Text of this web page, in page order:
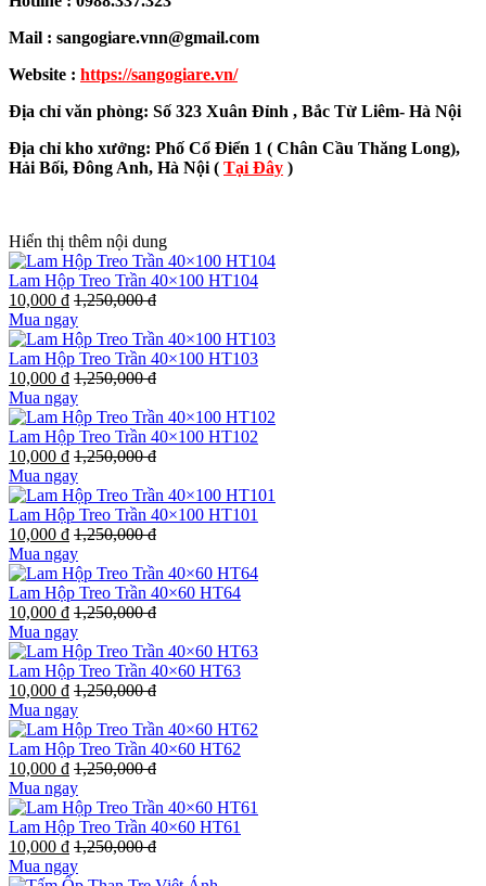
Mail : sangogiare.vnn@gmail.com
Website : https://sangogiare.vn/
Địa chỉ văn phòng: Số 323 Xuân Đỉnh , Bắc Từ Liêm- Hà Nội
Địa chỉ kho xưởng: Phố Cổ Điển 1 ( Chân Cầu Thăng Long),
Hải Bối, Đông Anh, Hà Nội ( Tại Đây )
Hiển thị thêm nội dung
Lam Hộp Treo Trần 40×100 HT104
10,000 đ 1,250,000 đ
Mua ngay
Lam Hộp Treo Trần 40×100 HT103
10,000 đ 1,250,000 đ
Mua ngay
Lam Hộp Treo Trần 40×100 HT102
10,000 đ 1,250,000 đ
Mua ngay
Lam Hộp Treo Trần 40×100 HT101
10,000 đ 1,250,000 đ
Mua ngay
Lam Hộp Treo Trần 40×60 HT64
10,000 đ 1,250,000 đ
Mua ngay
Lam Hộp Treo Trần 40×60 HT63
10,000 đ 1,250,000 đ
Mua ngay
Lam Hộp Treo Trần 40×60 HT62
10,000 đ 1,250,000 đ
Mua ngay
Lam Hộp Treo Trần 40×60 HT61
10,000 đ 1,250,000 đ
Mua ngay